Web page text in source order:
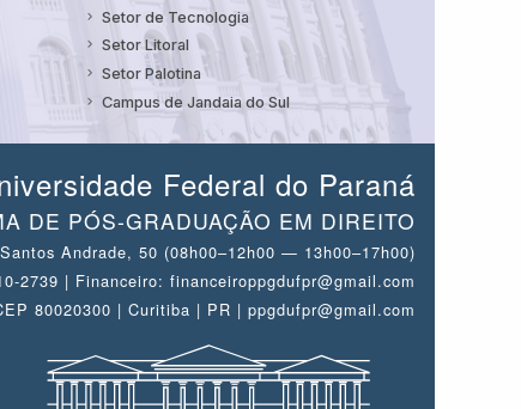
Setor de Tecnologia
Setor Litoral
Setor Palotina
Campus de Jandaia do Sul
Federal do Paraná
DE PÓS-GRADUAÇÃO EM DIREITO
Andrade, 50 (08h00–12h00 — 13h00–17h00)
2739 | Financeiro: financeiroppgdufpr@gmail.com
80020300 | Curitiba | PR | ppgdufpr@gmail.com